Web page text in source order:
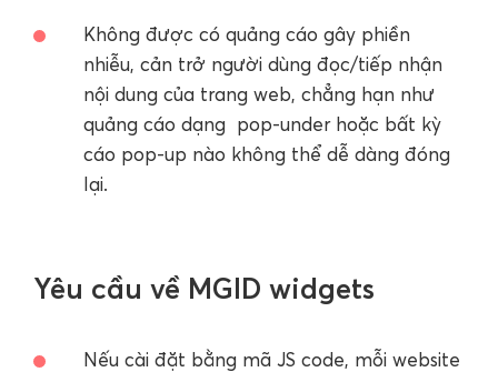
Không được có quảng cáo gây phiền
nhiễu, cản trở người dùng đọc/tiếp nhận
nội dung của trang web, chẳng hạn như
quảng cáo dạng pop-under hoặc bất kỳ
cáo pop-up nào không thể dễ dàng đóng
lại.
Yêu cầu về MGID widgets
Nếu cài đặt bằng mã JS code, mỗi website